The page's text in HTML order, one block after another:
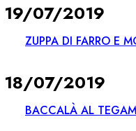
19/07/2019
ZUPPA DI FARRO E
18/07/2019
BACCALÀ AL